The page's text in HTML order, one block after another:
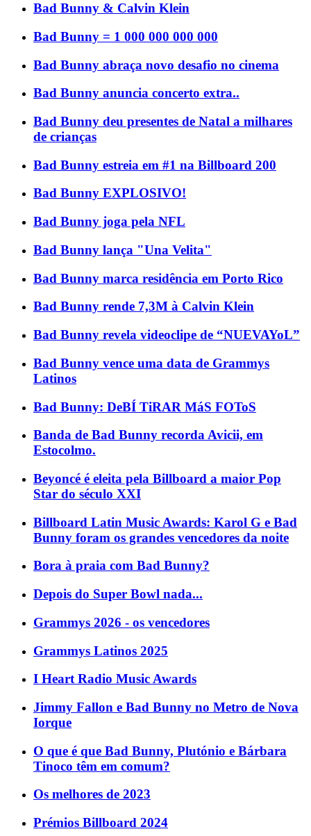
Bad Bunny & Calvin Klein
Bad Bunny = 1 000 000 000 000
Bad Bunny abraça novo desafio no cinema
Bad Bunny anuncia concerto extra..
Bad Bunny deu presentes de Natal a milhares
de crianças
Bad Bunny estreia em #1 na Billboard 200
Bad Bunny EXPLOSIVO!
Bad Bunny joga pela NFL
Bad Bunny lança "Una Velita"
Bad Bunny marca residência em Porto Rico
Bad Bunny rende 7,3M à Calvin Klein
Bad Bunny revela videoclipe de “NUEVAYoL”
Bad Bunny vence uma data de Grammys
Latinos
Bad Bunny: DeBÍ TiRAR MáS FOToS
Banda de Bad Bunny recorda Avicii, em
Estocolmo.
Beyoncé é eleita pela Billboard a maior Pop
Star do século XXI
Billboard Latin Music Awards: Karol G e Bad
Bunny foram os grandes vencedores da noite
Bora à praia com Bad Bunny?
Depois do Super Bowl nada...
Grammys 2026 - os vencedores
Grammys Latinos 2025
I Heart Radio Music Awards
Jimmy Fallon e Bad Bunny no Metro de Nova
Iorque
O que é que Bad Bunny, Plutónio e Bárbara
Tinoco têm em comum?
Os melhores de 2023
Prémios Billboard 2024